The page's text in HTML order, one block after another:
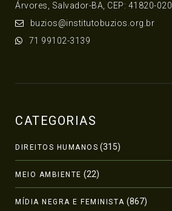
Árvores, Salvador-BA, CEP: 41820-020
buzios@institutobuzios.org.br
71 99102-3139
CATEGORIAS
DIREITOS HUMANOS (315)
MEIO AMBIENTE (22)
MÍDIA NEGRA E FEMINISTA (867)